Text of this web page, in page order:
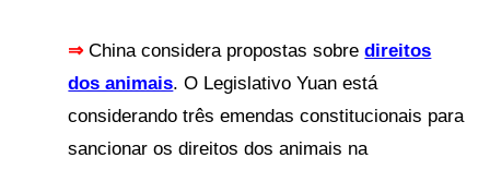
⇒China considera propostas sobredireitos
dos animais. O Legislativo Yuan está
considerando três emendas constitucionais para
sancionar os direitos dos animais na